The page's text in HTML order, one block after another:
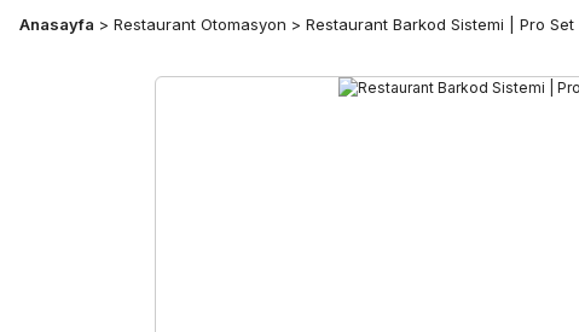
Anasayfa Restaurant Otomasyon Restaurant Barkod Sistemi | Pro Set